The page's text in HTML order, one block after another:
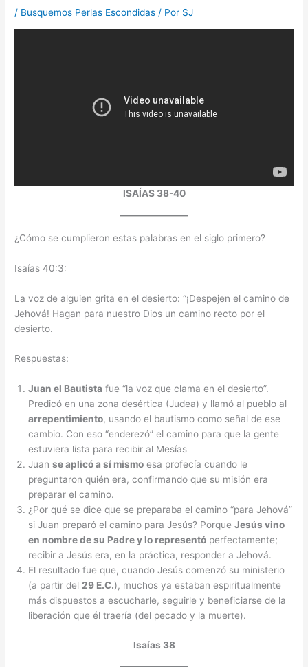
/ Busquemos Perlas Escondidas / Por SJ
ISAÍAS 38-40
¿Cómo se cumplieron estas palabras en el siglo primero?
Isaías 40:3:
La voz de alguien grita en el desierto: “¡Despejen el camino de
Jehová! Hagan para nuestro Dios un camino recto por el
desierto.
Respuestas:
Juan el Bautista fue “la voz que clama en el desierto”.
Predicó en una zona desértica (Judea) y llamó al pueblo al
arrepentimiento, usando el bautismo como señal de ese
cambio. Con eso “enderezó” el camino para que la gente
estuviera lista para recibir al Mesías
Juanse aplicó a sí mismo esa profecía cuando le
preguntaron quién era, confirmando que su misión era
preparar el camino.
¿Por qué se dice que se preparaba el camino “para Jehová”
si Juan preparó el camino para Jesús? PorqueJesús vino
en nombre de su Padre y lo representó perfectamente;
recibir a Jesús era, en la práctica, responder a Jehová.
El resultado fue que, cuando Jesús comenzó su ministerio
(a partir del29 E.C.), muchos ya estaban espiritualmente
más dispuestos a escucharle, seguirle y beneficiarse de la
liberación que él traería (del pecado y la muerte).
Isaías 38